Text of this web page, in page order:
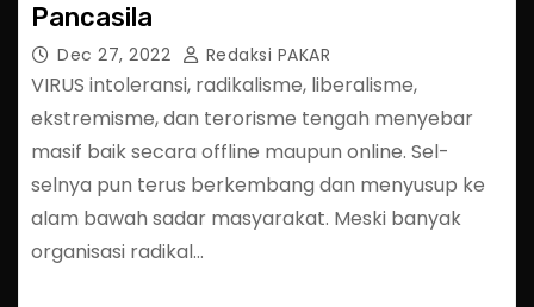
Pancasila
Dec 27, 2022 Redaksi PAKAR
VIRUS intoleransi, radikalisme, liberalisme,
ekstremisme, dan terorisme tengah menyebar
masif baik secara offline maupun online. Sel-
selnya pun terus berkembang dan menyusup ke
alam bawah sadar masyarakat. Meski banyak
organisasi radikal…